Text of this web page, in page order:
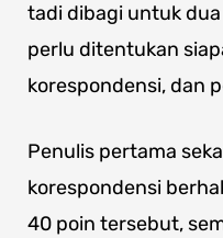
tadi dibagi untuk
perlu ditentukan
korespondensi, dan
Penulis pertama
korespondensi
40 poin tersebut,